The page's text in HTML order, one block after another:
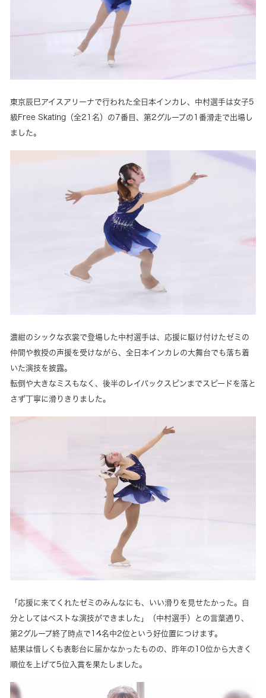
東京辰巳アイスアリーナで行われた全日本インカレ、中村選手は女子5
級Free Skating（全21名）の7番目、第2グループの1番滑走で出場し
ました。
濃紺のシックな衣裳で登場した中村選手は、応援に駆け付けたゼミの
仲間や教授の声援を受けながら、全日本インカレの大舞台でも落ち着
いた演技を披露。
転倒や大きなミスもなく、後半のレイバックスピンまでスピードを落と
さず丁寧に滑りきりました。
「応援に来てくれたゼミのみんなにも、いい滑りを見せたかった。自
分としてはベストな演技ができました」（中村選手）との言葉通り、
第2グループ終了時点で14名中2位という好位置につけます。
結果は惜しくも表彰台に届かなかったものの、昨年の10位から大きく
順位を上げて5位入賞を果たしました。